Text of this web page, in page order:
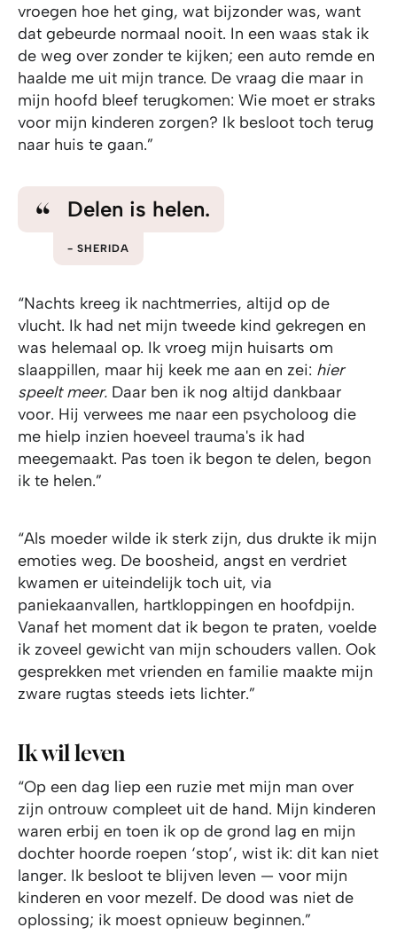
vroegen hoe het ging, wat bijzonder was, want
dat gebeurde normaal nooit. In een waas stak ik
de weg over zonder te kijken; een auto remde en
haalde me uit mijn trance. De vraag die maar in
mijn hoofd bleef terugkomen: Wie moet er straks
voor mijn kinderen zorgen? Ik besloot toch terug
naar huis te gaan.”
Delen is helen.
SHERIDA
“Nachts kreeg ik nachtmerries, altijd op de
vlucht. Ik had net mijn tweede kind gekregen en
was helemaal op. Ik vroeg mijn huisarts om
slaappillen, maar hij keek me aan en zei: hier
speelt meer. Daar ben ik nog altijd dankbaar
voor. Hij verwees me naar een psycholoog die
me hielp inzien hoeveel trauma's ik had
meegemaakt. Pas toen ik begon te delen, begon
ik te helen.”
“Als moeder wilde ik sterk zijn, dus drukte ik mijn
emoties weg. De boosheid, angst en verdriet
kwamen er uiteindelijk toch uit, via
paniekaanvallen, hartkloppingen en hoofdpijn.
Vanaf het moment dat ik begon te praten, voelde
ik zoveel gewicht van mijn schouders vallen. Ook
gesprekken met vrienden en familie maakte mijn
zware rugtas steeds iets lichter.”
Ik wil leven
“Op een dag liep een ruzie met mijn man over
zijn ontrouw compleet uit de hand. Mijn kinderen
waren erbij en toen ik op de grond lag en mijn
dochter hoorde roepen ‘stop’, wist ik: dit kan niet
langer. Ik besloot te blijven leven — voor mijn
kinderen en voor mezelf. De dood was niet de
oplossing; ik moest opnieuw beginnen.”